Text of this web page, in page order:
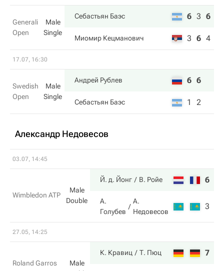
Generali
Open
Male
Single
Себастьян Баэс 6 3 6
Миомир Кецманович 3 6 4
17.07, 16:30
Swedish
Open
Male
Single
Андрей Рублев 6 6
Себастьян Баэс 1 2
Александр Недовесов
03.07, 14:45
Wimbledon ATP
Male
Double
Й. д. Йонг В. Ройе 6
А.
Голубев
А.
Недовесов
3
27.05, 14:25
Roland Garros
Male
К. Кравиц Т. Пюц 7